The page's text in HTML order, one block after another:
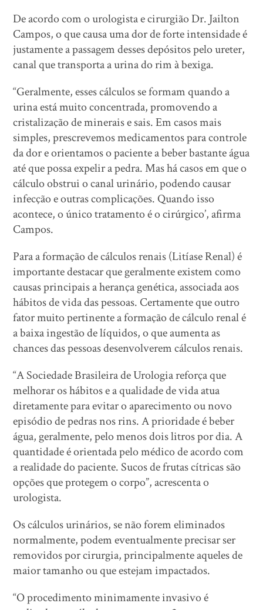
De acordo com o urologista e cirurgião Dr. Jailton
Campos, o que causa uma dor de forte intensidade é
justamente a passagem desses depósitos pelo ureter,
canal que transporta a urina do rim à bexiga.
“Geralmente, esses cálculos se formam quando a
urina está muito concentrada, promovendo a
cristalização de minerais e sais. Em casos mais
simples, prescrevemos medicamentos para controle
da dor e orientamos o paciente a beber bastante água
até que possa expelir a pedra. Mas há casos em que o
cálculo obstrui o canal urinário, podendo causar
infecção e outras complicações. Quando isso
acontece, o único tratamento é o cirúrgico’, afirma
Campos.
Para a formação de cálculos renais (Litíase Renal) é
importante destacar que geralmente existem como
causas principais a herança genética, associada aos
hábitos de vida das pessoas. Certamente que outro
fator muito pertinente a formação de cálculo renal é
a baixa ingestão de líquidos, o que aumenta as
chances das pessoas desenvolverem cálculos renais.
“A Sociedade Brasileira de Urologia reforça que
melhorar os hábitos e a qualidade de vida atua
diretamente para evitar o aparecimento ou novo
episódio de pedras nos rins. A prioridade é beber
água, geralmente, pelo menos dois litros por dia. A
quantidade é orientada pelo médico de acordo com
a realidade do paciente. Sucos de frutas cítricas são
opções que protegem o corpo”, acrescenta o
urologista.
Os cálculos urinários, se não forem eliminados
normalmente, podem eventualmente precisar ser
removidos por cirurgia, principalmente aqueles de
maior tamanho ou que estejam impactados.
“O procedimento minimamente invasivo é